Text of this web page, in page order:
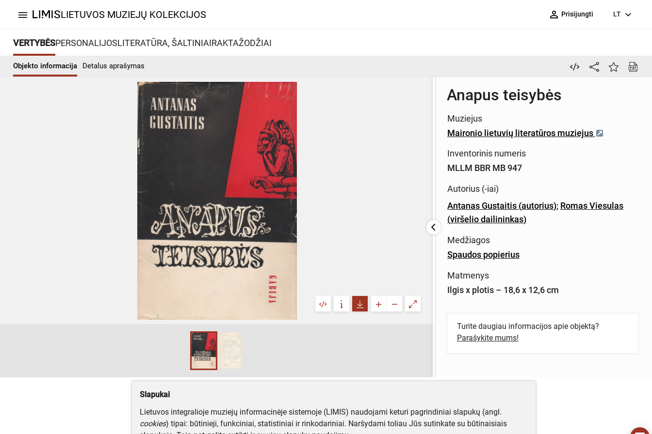
menu LIETUVOS MUZIEJŲ KOLEKCIJOS person_outline Prisijungti LT expand_more
VERTYBĖSPERSONALIJOSLITERATŪRA, ŠALTINIAIRAKTAŽODŽIAI
Objekto informacija Detalus aprašymas
Anapus teisybės
Muziejus
Maironio lietuvių literatūros muziejus
Inventorinis numeris
MLLM BBR MB 947
Autorius (-iai)
Antanas Gustaitis (autorius); Romas Viesulas
(viršelio dailininkas)
Medžiagos
Spaudos popierius
Matmenys
Ilgis x plotis – 18,6 x 12,6 cm
Turite daugiau informacijos apie objektą?
Parašykite mums!
Slapukai
Lietuvos integralioje muziejų informacinėje sistemoje (LIMIS) naudojami keturi pagrindiniai slapukų (angl.
cookies) tipai: būtinieji, funkciniai, statistiniai ir rinkodariniai. Naršydami toliau Jūs sutinkate su būtinaisiais